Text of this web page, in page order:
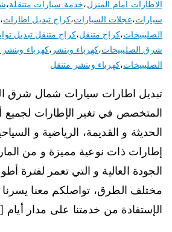
الاطارات امام المنزل،خدمة سيارات متنقلة،
سيارات،عجلات السيارات،كراج تبديل اطارات،
الصليبيخات،كراج متنقل،كراج متنقل تبديل
شرق الصليبيخات،كهرباء وبنشر ،كهرباء
الصليبيخات،كهرباء وبنشر متنقل
تبديل اطارات سيارات شمال شرق
المتخصص في تغير الإطارات لجميع
الحديثة و القديمة، الرياضية و
إطارات ذات نوعية مميزة و من
الجودة العالية و التي تعمر لفترة
مختلف الطرق، تواصلكم معنا يسرنا
الإستفادة من خدمتنا على مدار